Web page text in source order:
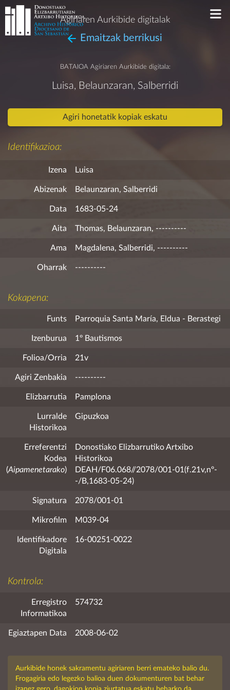
Agiriaren Aurkibide digitalak
Emaitzak berrikusi
BATAIOAAgiriaren Aurkibide digitala:
Luisa, Belaunzaran, Salberridi
Agiri honetatik kopiak eskatu
Identifikazioa:
Izena Luisa
Abizenak Belaunzaran, Salberridi
Data 1683-05-24
Aita Thomas, Belaunzaran, ----------
Ama Magdalena, Salberridi, ----------
Oharrak ----------
Kokapena:
Funts Parroquia Santa María, Eldua - Berastegi
Izenburua 1º Bautismos
Folioa/Orria 21v
Agiri Zenbakia ----------
Elizbarrutia Pamplona
Lurralde
Historikoa
Gipuzkoa
Erreferentzi
Kodea
(Aipamenetarako)
Donostiako Elizbarrutiko Artxibo
Historikoa
DEAH/F06.068//2078/001-01(f.21v,nº-
-/B,1683-05-24)
Signatura 2078/001-01
Mikrofilm M039-04
Identifikadore
Digitala
16-00251-0022
Kontrola:
Erregistro
Informatikoa
574732
Egiaztapen Data 2008-06-02
Aurkibide honek sakramentu agiriaren berri emateko balio du.
Frogagiria edo legezko balioa duen dokumenturen bat behar